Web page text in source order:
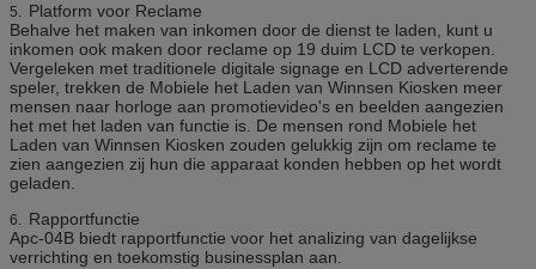
5. Platform voor Reclame
Behalve het maken van inkomen door de dienst te laden, kunt u
inkomen ook maken door reclame op 19 duim LCD te verkopen.
Vergeleken met traditionele digitale signage en LCD adverterende
speler, trekken de Mobiele het Laden van Winnsen Kiosken meer
mensen naar horloge aan promotievideo's en beelden aangezien
het met het laden van functie is. De mensen rond Mobiele het
Laden van Winnsen Kiosken zouden gelukkig zijn om reclame te
zien aangezien zij hun die apparaat konden hebben op het wordt
geladen.
6. Rapportfunctie
Apc-04B biedt rapportfunctie voor het analizing van dagelijkse
verrichting en toekomstig businessplan aan.